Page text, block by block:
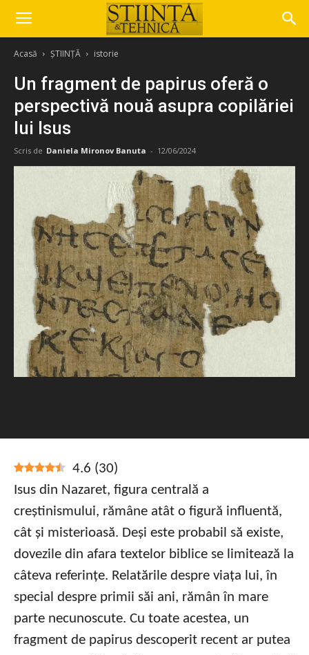
Acasă ȘTIINȚĂ istorie
Un fragment de papirus oferă o
perspectivă nouă asupra copilăriei
lui Isus
Scris de Daniela Mironov Banuta - 12/06/2024
4.6 (30)
Isus din Nazaret, figura centrală a
creștinismului, rămâne atât o figură influentă,
cât și misterioasă. Deși este probabil să existe,
dovezile din afara textelor biblice se limitează la
câteva referințe. Relatările despre viața lui, în
special despre primii săi ani, rămân în mare
parte necunoscute. Cu toate acestea, un
fragment de papirus descoperit recent ar putea